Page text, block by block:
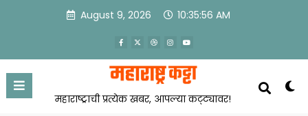
August 9, 2026 10:35:57 AM
महाराष्ट्राची प्रत्येक खबर, आपल्या कट्ट्यावर!